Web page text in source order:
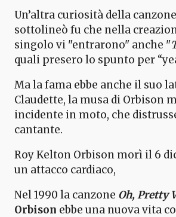
Un’altra curiosità della
sottolineò fu che nella
singolo vi "entrarono" anche "
quali presero lo spunto per
Ma la fama ebbe anche il suo
Claudette, la musa di Orbison
incidente in moto, che
cantante.
Roy Kelton Orbison morì il 6
un attacco cardiaco,
Nel 1990 la canzone Oh, Pretty
Orbison ebbe una nuova vita